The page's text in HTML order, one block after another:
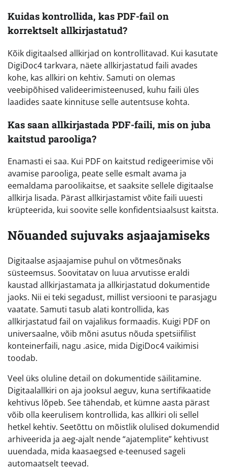
Kuidas kontrollida, kas PDF-fail on
korrektselt allkirjastatud?
Kõik digitaalsed allkirjad on kontrollitavad. Kui kasutate
DigiDoc4 tarkvara, näete allkirjastatud faili avades
kohe, kas allkiri on kehtiv. Samuti on olemas
veebipõhised valideerimisteenused, kuhu faili üles
laadides saate kinnituse selle autentsuse kohta.
Kas saan allkirjastada PDF-faili, mis on juba
kaitstud parooliga?
Enamasti ei saa. Kui PDF on kaitstud redigeerimise või
avamise parooliga, peate selle esmalt avama ja
eemaldama paroolikaitse, et saaksite sellele digitaalse
allkirja lisada. Pärast allkirjastamist võite faili uuesti
krüpteerida, kui soovite selle konfidentsiaalsust kaitsta.
Nõuanded sujuvaks asjaajamiseks
Digitaalse asjaajamise puhul on võtmesõnaks
süsteemsus. Soovitatav on luua arvutisse eraldi
kaustad allkirjastamata ja allkirjastatud dokumentide
jaoks. Nii ei teki segadust, millist versiooni te parasjagu
vaatate. Samuti tasub alati kontrollida, kas
allkirjastatud fail on vajalikus formaadis. Kuigi PDF on
universaalne, võib mõni asutus nõuda spetsiifilist
konteinerfaili, nagu .asice, mida DigiDoc4 vaikimisi
toodab.
Veel üks oluline detail on dokumentide säilitamine.
Digitaalallkiri on aja jooksul aeguv, kuna sertifikaatide
kehtivus lõpeb. See tähendab, et kümne aasta pärast
võib olla keerulisem kontrollida, kas allkiri oli sellel
hetkel kehtiv. Seetõttu on mõistlik olulised dokumendid
arhiveerida ja aeg-ajalt nende “ajatemplite” kehtivust
uuendada, mida kaasaegsed e-teenused sageli
automaatselt teevad.